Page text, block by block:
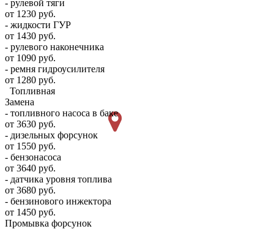
- рулевой тяги
от 1230 руб.
- жидкости ГУР
от 1430 руб.
- рулевого наконечника
от 1090 руб.
- ремня гидроусилителя
от 1280 руб.
Топливная
Замена
- топливного насоса в баке
от 3630 руб.
- дизельных форсунок
от 1550 руб.
- бензонасоса
от 3640 руб.
- датчика уровня топлива
от 3680 руб.
- бензинового инжектора
от 1450 руб.
Промывка форсунок